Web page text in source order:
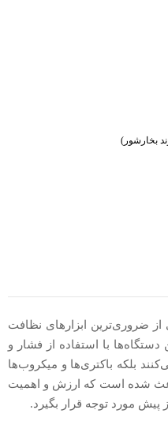
ضروری‌ترین ابزارهای نظافت
دستگاه‌ها با استفاده از فشار و
بلکه باکتری‌ها و میکروب‌ها
شده است که ارزش و اهمیت
پیش مورد توجه قرار بگیرد.